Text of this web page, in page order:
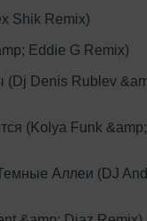
Shik Remix)
Eddie G Remix)
Denis Rublev
(Kolya Funk
Аллеи (DJ